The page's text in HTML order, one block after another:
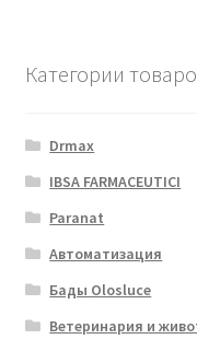
Категории
Drmax
IBSA FARMACEUTICI
Paranat
Автоматизация
Бады Olosluce
Ветеринария и